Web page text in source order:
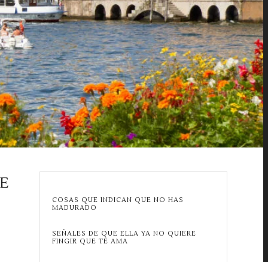
COSAS QUE INDICAN QUE NO HAS
MADURADO
SEÑALES DE QUE ELLA YA NO QUIERE
FINGIR QUE TE AMA